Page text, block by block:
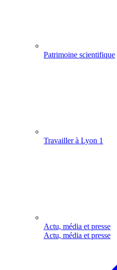
Patrimoine scientifique
Travailler à Lyon 1
Actu, média et presse
Actu, média et presse